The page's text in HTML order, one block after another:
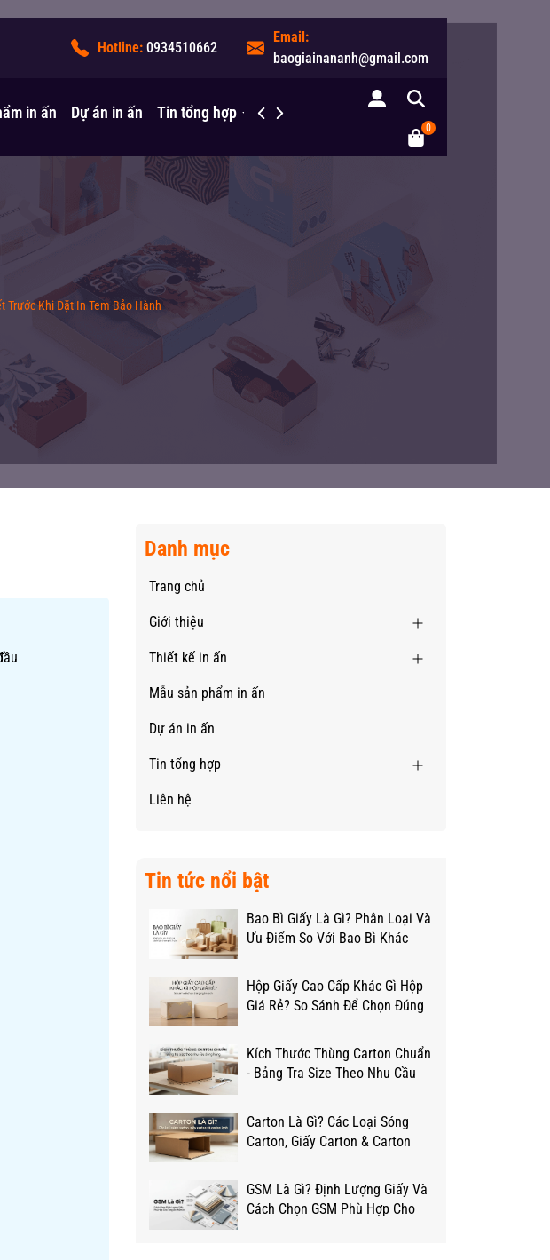
Hotline: 0934510662
Email:
baogiainananh@gmail.com
in ấn Dự án in ấn Tin tổng hợp Liên hệ
0
Trước Khi Đặt In Tem Bảo Hành
Danh mục
Trang chủ
Giới thiệu
Thiết kế in ấn
Mẫu sản phẩm in ấn
Dự án in ấn
Tin tổng hợp
Liên hệ
Tin tức nổi bật
Bao Bì Giấy Là Gì? Phân Loại Và
Ưu Điểm So Với Bao Bì Khác
Hộp Giấy Cao Cấp Khác Gì Hộp
Giá Rẻ? So Sánh Để Chọn Đúng
Kích Thước Thùng Carton Chuẩn
- Bảng Tra Size Theo Nhu Cầu
Carton Là Gì? Các Loại Sóng
Carton, Giấy Carton & Carton
GSM Là Gì? Định Lượng Giấy Và
Cách Chọn GSM Phù Hợp Cho